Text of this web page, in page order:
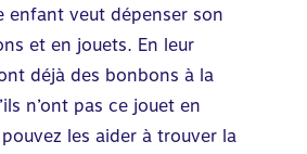
enfant veut dépenser son
et en jouets. En leur
déjà des bonbons à la
n’ont pas ce jouet en
les aider à trouver la